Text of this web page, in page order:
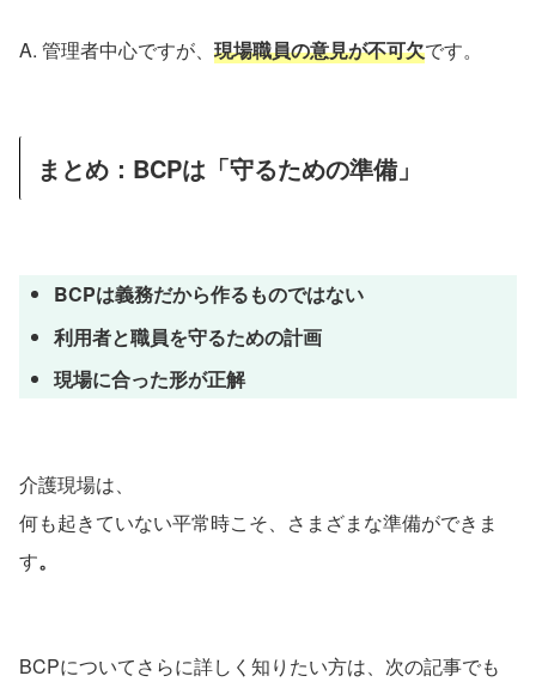
A. 管理者中心ですが、 現場職員の意見が不可欠です。
まとめ：BCPは「守るための準備」
BCPは義務だから作るものではない
利用者と職員を守るための計画
現場に合った形が正解
介護現場は、
何も起きていない平常時こそ、さまざまな準備ができま
す。
BCPについてさらに詳しく知りたい方は、次の記事でも